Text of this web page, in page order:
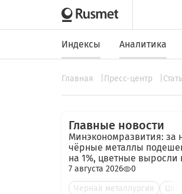
Индексы Аналитика
Главная Пресс-центр
Главные новости
Минэкономразвития: за
чёрные металлы
на 1%, цветные выросли
7 августа 2026
0
Черная металлургия
Цве